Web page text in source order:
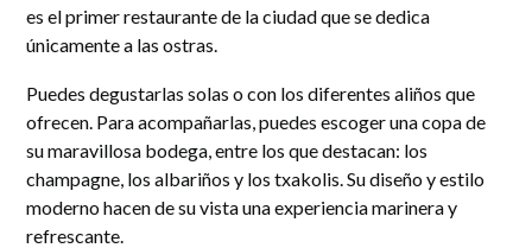
es el primer restaurante de la ciudad que se dedica
únicamente a las ostras.
Puedes degustarlas solas o con los diferentes aliños que
ofrecen. Para acompañarlas, puedes escoger una copa de
su maravillosa bodega, entre los que destacan: los
champagne, los albariños y los txakolis. Su diseño y estilo
moderno hacen de su vista una experiencia marinera y
refrescante.